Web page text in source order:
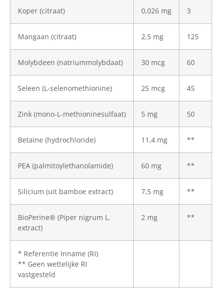
Koper (citraat) 0,026 mg 3
Mangaan (citraat) 2,5 mg 125
Molybdeen (natriummolybdaat) 30 mcg 60
Seleen (L-selenomethionine) 25 mcg 45
Zink (mono-L-methioninesulfaat) 5 mg 50
Betaïne (hydrochloride) 11,4 mg **
PEA (palmitoylethanolamide) 60 mg **
Silicium (uit bamboe extract) 7,5 mg **
BioPerine® (Piper nigrum L.
extract)
2 mg **
* Referentie Inname (RI)
** Geen wettelijke RI
vastgesteld